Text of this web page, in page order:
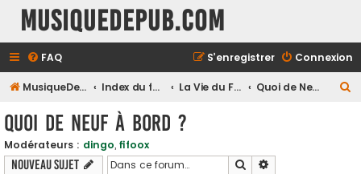
MusiqueDePub.com
FAQ Connexion
S’enregistrer
MusiqueDePub.com Index du forum La Vie du Forum Quoi de Neuf à Bord ?
Quoi de Neuf à Bord ?
Modérateurs : dingo, fifoox
Nouveau sujet Rechercher